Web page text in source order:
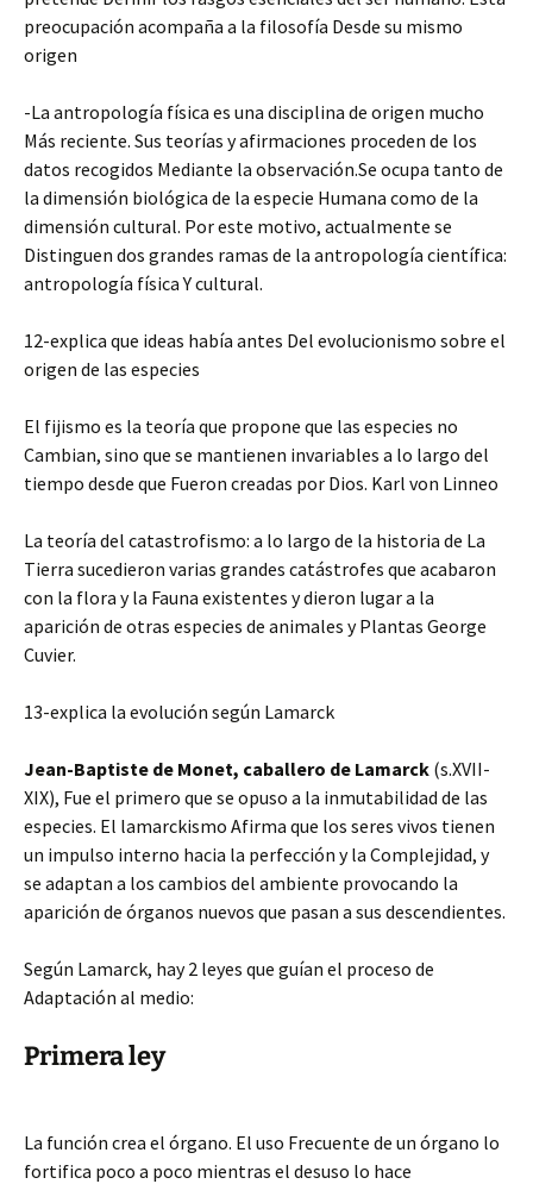
preocupación acompaña a la filosofía Desde su mismo
origen
-La antropología física es una disciplina de origen mucho
Más reciente. Sus teorías y afirmaciones proceden de los
datos recogidos Mediante la observación.Se ocupa tanto de
la dimensión biológica de la especie Humana como de la
dimensión cultural. Por este motivo, actualmente se
Distinguen dos grandes ramas de la antropología científica:
antropología física Y cultural.
12-explica que ideas había antes Del evolucionismo sobre el
origen de las especies
El fijismo es la teoría que propone que las especies no
Cambian, sino que se mantienen invariables a lo largo del
tiempo desde que Fueron creadas por Dios. Karl von Linneo
La teoría del catastrofismo: a lo largo de la historia de La
Tierra sucedieron varias grandes catástrofes que acabaron
con la flora y la Fauna existentes y dieron lugar a la
aparición de otras especies de animales y Plantas George
Cuvier.
13-explica la evolución según Lamarck
Jean-Baptiste de Monet, caballero de Lamarck (s.XVII-
XIX), Fue el primero que se opuso a la inmutabilidad de las
especies. El lamarckismo Afirma que los seres vivos tienen
un impulso interno hacia la perfección y la Complejidad, y
se adaptan a los cambios del ambiente provocando la
aparición de órganos nuevos que pasan a sus descendientes.
Según Lamarck, hay 2 leyes que guían el proceso de
Adaptación al medio:
Primera ley
La función crea el órgano. El uso Frecuente de un órgano lo
fortifica poco a poco mientras el desuso lo hace